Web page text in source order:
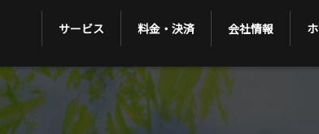
サービス 料金・決済 会社情報